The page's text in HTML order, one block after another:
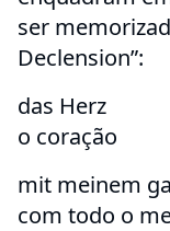
ser
Declension”:
das Herz
o coração
mit meinem
com todo o